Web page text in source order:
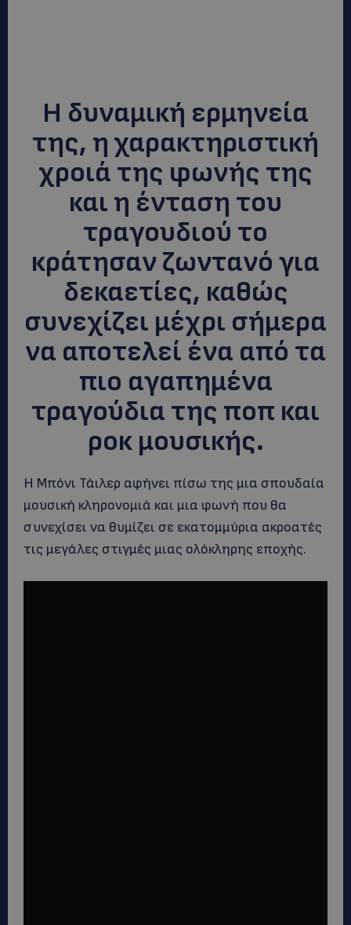
Η δυναμική ερμηνεία
της, η χαρακτηριστική
χροιά της φωνής της
και η ένταση του
τραγουδιού το
κράτησαν ζωντανό για
δεκαετίες, καθώς
συνεχίζει μέχρι σήμερα
να αποτελεί ένα από τα
πιο αγαπημένα
τραγούδια της ποπ και
ροκ μουσικής.
Η Μπόνι Τάιλερ αφήνει πίσω της μια σπουδαία
μουσική κληρονομιά και μια φωνή που θα
συνεχίσει να θυμίζει σε εκατομμύρια ακροατές
τις μεγάλες στιγμές μιας ολόκληρης εποχής.